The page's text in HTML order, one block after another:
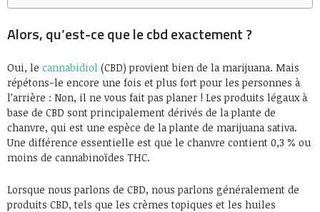
Alors, qu’est-ce que le cbd exactement ?
Oui, le cannabidiol (CBD) provient bien de la marijuana. Mais
répétons-le encore une fois et plus fort pour les personnes à
l’arrière : Non, il ne vous fait pas planer ! Les produits légaux à
base de CBD sont principalement dérivés de la plante de
chanvre, qui est une espèce de la plante de marijuana sativa.
Une différence essentielle est que le chanvre contient 0,3 % ou
moins de cannabinoïdes THC.
Lorsque nous parlons de CBD, nous parlons généralement de
produits CBD, tels que les crèmes topiques et les huiles